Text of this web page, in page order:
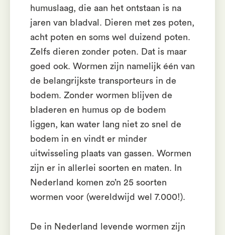
humuslaag, die aan het ontstaan is na
jaren van bladval. Dieren met zes poten,
acht poten en soms wel duizend poten.
Zelfs dieren zonder poten. Dat is maar
goed ook. Wormen zijn namelijk één van
de belangrijkste transporteurs in de
bodem. Zonder wormen blijven de
bladeren en humus op de bodem
liggen, kan water lang niet zo snel de
bodem in en vindt er minder
uitwisseling plaats van gassen. Wormen
zijn er in allerlei soorten en maten. In
Nederland komen zo’n 25 soorten
wormen voor (wereldwijd wel 7.000!).
De in Nederland levende wormen zijn